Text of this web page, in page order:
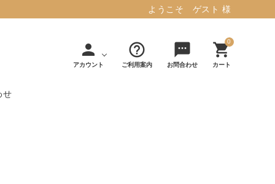
ようこそ ゲスト 様
person
アカウント
help_outline
ご利用案内
sms
お問合わせ
0
shopping_cart
カート
せ